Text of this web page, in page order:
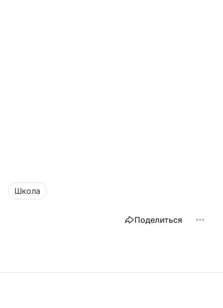
Школа
Поделиться